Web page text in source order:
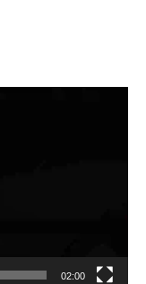
02:00